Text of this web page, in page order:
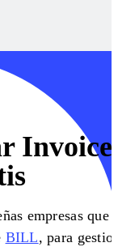
empresas que
BILL, para